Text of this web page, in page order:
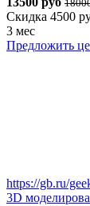
Скидка 4500
3 мес
Предложить
https://gb.ru/
3D